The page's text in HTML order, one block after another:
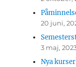
20 juni,
3 maj,
Nya